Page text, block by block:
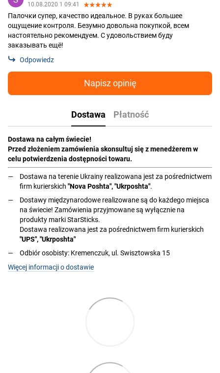
10.08.2020 1 09:41
Палочки супер, качество идеальное. В руках большее
ощущение контроля. Безумно довольна покупкой, всем
настоятельно рекомендуем. С удовольствием буду
заказывать ещё!
Odpowiedz
Napisz opinię
Dostawa Płatność
Dostawa na całym świecie!
Przed złożeniem zamówienia skonsultuj się z menedżerem w
celu potwierdzenia dostępności towaru.
Dostawa na terenie Ukrainy realizowana jest za pośrednictwem
firm kurierskich "Nova Poshta", "Ukrposhta".
Dostawy międzynarodowe realizowane są do każdego miejsca
na świecie! Zamówienia przyjmowane są wyłącznie na
produkty marki StarSticks.
Dostawa realizowana jest za pośrednictwem firm kurierskich
"UPS", "Ukrposhta"
Odbiór osobisty: Kremenczuk, ul. Swisztowska 15
Więcej informacji o dostawie